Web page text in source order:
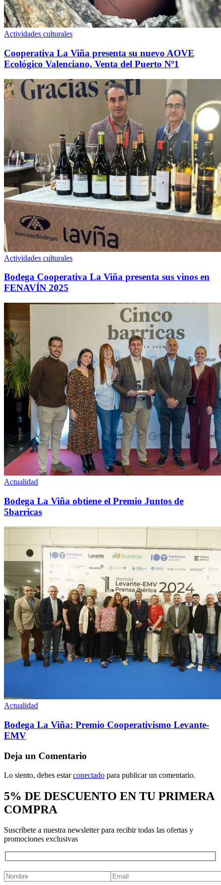
Actividades culturales
Cooperativa La Viña presenta su nuevo AOVE
Ecológico Valenciano, Venta del Puerto Nº1
Actividades culturales
Bodega Cooperativa La Viña presenta sus vinos en
FENAVÍN 2025
Actualidad
Bodega La Viña obtiene el Premio Juntos de
5barricas
Actualidad
Bodega La Viña: Premio Cooperativismo Levante-
EMV
Deja un Comentario
Lo siento, debes estarconectado para publicar un comentario.
5% DE DESCUENTO EN TU PRIMERA
COMPRA
Suscríbete a nuestra newsletter para recibir todas las ofertas y
promociones exclusivas